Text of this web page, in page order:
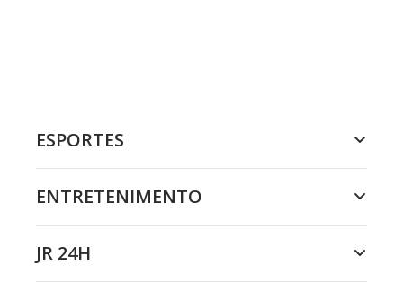
ESPORTES
ENTRETENIMENTO
JR 24H